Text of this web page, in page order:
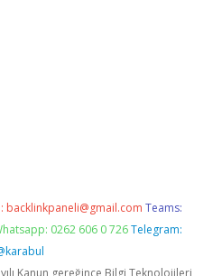
backlinkpaneli@gmail.com Teams:
0262 606 0 726 Telegram:
Kanun gereğince Bilgi Teknolojileri